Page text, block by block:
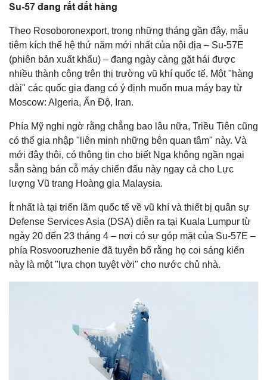
Su-57 đang rất đắt hàng
Theo Rosoboronexport, trong những tháng gần đây, mẫu
tiêm kích thế hệ thứ năm mới nhất của nội địa – Su-57E
(phiên bản xuất khẩu) – đang ngày càng gặt hái được
nhiều thành công trên thị trường vũ khí quốc tế. Một "hàng
dài" các quốc gia đang có ý định muốn mua máy bay từ
Moscow: Algeria, Ấn Độ, Iran.
Phía Mỹ nghi ngờ rằng chẳng bao lâu nữa, Triều Tiên cũng
có thể gia nhập "liên minh những bên quan tâm" này. Và
mới đây thôi, có thông tin cho biết Nga không ngần ngại
sẵn sàng bán cỗ máy chiến đấu này ngay cả cho Lực
lượng Vũ trang Hoàng gia Malaysia.
Ít nhất là tại triển lãm quốc tế về vũ khí và thiết bị quân sự
Defense Services Asia (DSA) diễn ra tại Kuala Lumpur từ
ngày 20 đến 23 tháng 4 – nơi có sự góp mặt của Su-57E –
phía Rosvooruzhenie đã tuyên bố rằng họ coi sáng kiến
này là một "lựa chọn tuyệt vời" cho nước chủ nhà.